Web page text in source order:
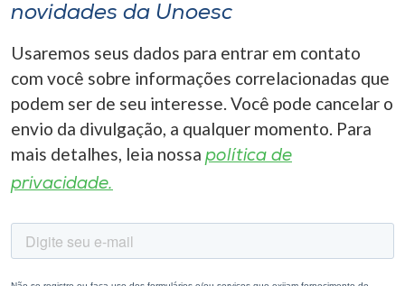
novidades da Unoesc
Usaremos seus dados para entrar em contato
com você sobre informações correlacionadas que
podem ser de seu interesse. Você pode cancelar o
envio da divulgação, a qualquer momento. Para
mais detalhes, leia nossa política de
privacidade.